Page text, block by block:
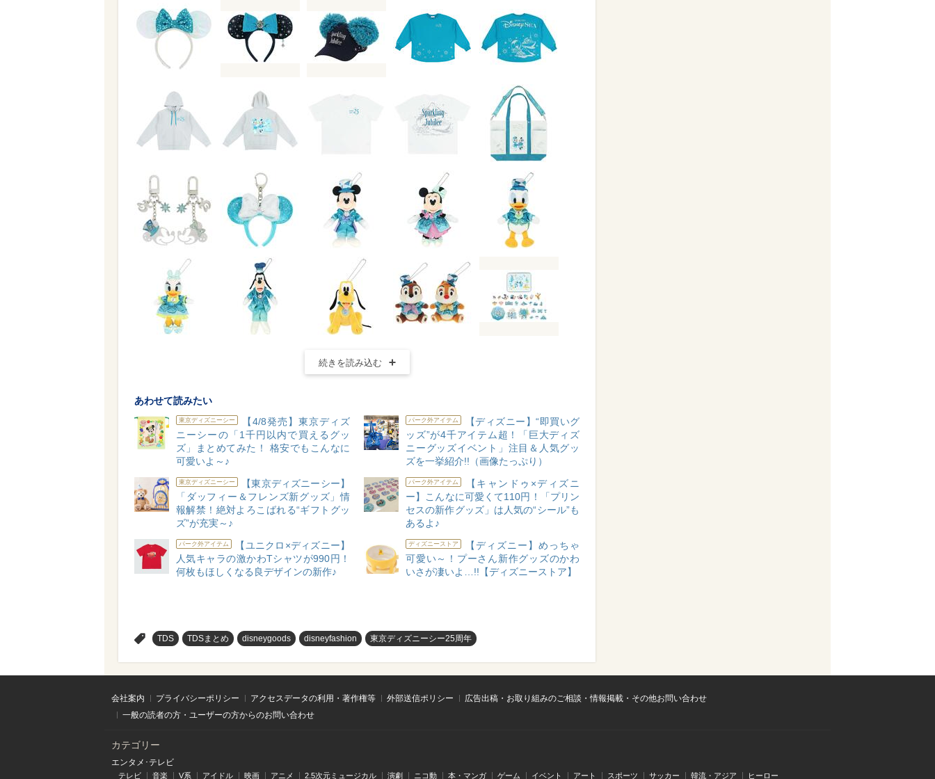
続きを読み込む
あわせて読みたい
東京ディズニーシー
【4/8発売】東京ディズ
ニーシーの「1千円以内で買えるグッ
ズ」まとめてみた！ 格安でもこんなに
可愛いよ～♪
パーク外アイテム
【ディズニー】“即買いグ
ッズ”が4千アイテム超！「巨大ディズ
ニーグッズイベント」注目＆人気グッ
ズを一挙紹介!!（画像たっぷり）
東京ディズニーシー
【東京ディズニーシー】
「ダッフィー＆フレンズ新グッズ」情
報解禁！絶対よろこばれる“ギフトグッ
ズ”が充実～♪
パーク外アイテム
【キャンドゥ×ディズニ
ー】こんなに可愛くて110円！「プリン
セスの新作グッズ」は人気の“シール”も
あるよ♪
パーク外アイテム
【ユニクロ×ディズニー】
人気キャラの激かわTシャツが990円！
何枚もほしくなる良デザインの新作♪
ディズニーストア
【ディズニー】めっちゃ
可愛い～！プーさん新作グッズのかわ
いさが凄いよ…!!【ディズニーストア】
TDS TDSまとめ disneygoods disneyfashion 東京ディズニーシー25周年
会社案内 プライバシーポリシー アクセスデータの利用・著作権等 外部送信ポリシー
広告出稿・お取り組みのご相談・情報掲載・その他お問い合わせ
一般の読者の方・ユーザーの方からのお問い合わせ
カテゴリー
エンタメ･テレビ
テレビ 音楽 V系 アイドル 映画 アニメ 2.5次元ミュージカル 演劇 ニコ動 本・マンガ ゲーム イベント アート スポーツ サッカー 韓流・アジア ヒーロー